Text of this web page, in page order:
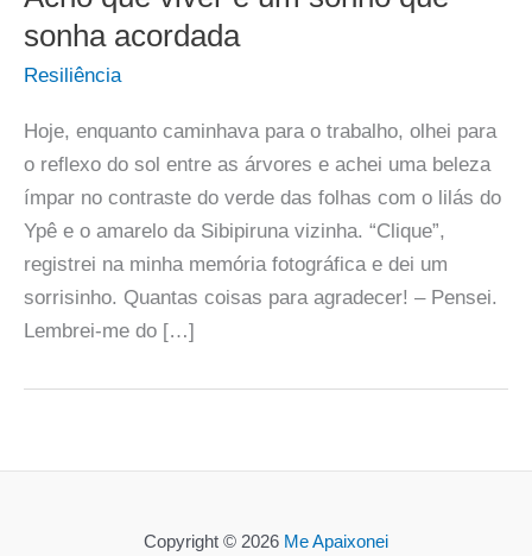
sonha acordada
Resiliência
Hoje, enquanto caminhava para o trabalho, olhei para
o reflexo do sol entre as árvores e achei uma beleza
ímpar no contraste do verde das folhas com o lilás do
Ypê e o amarelo da Sibipiruna vizinha. “Clique”,
registrei na minha memória fotográfica e dei um
sorrisinho. Quantas coisas para agradecer! – Pensei.
Lembrei-me do […]
Copyright © 2026 Me Apaixonei